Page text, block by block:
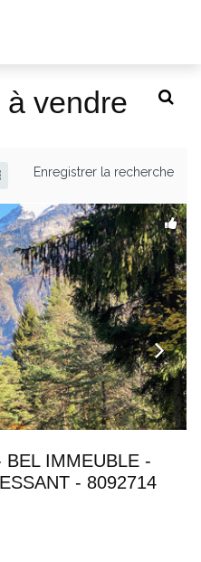
vendre
Enregistrer la recherche
IMMEUBLE -
- 8092714